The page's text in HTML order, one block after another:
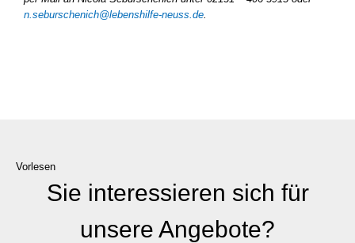
n.seburschenich@lebenshilfe-neuss.de.
Vorlesen
Sie interessieren sich für
unsere Angebote?